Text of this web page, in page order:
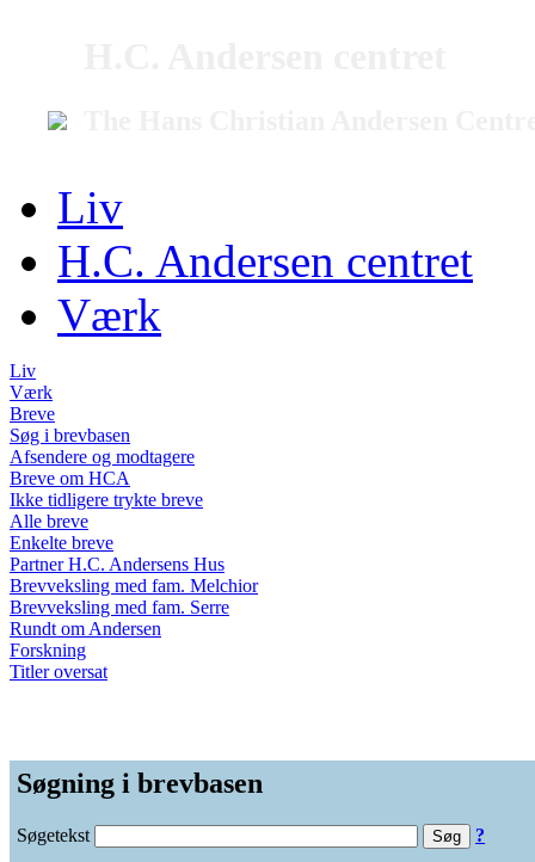
Liv
H.C. Andersen centret
Værk
Liv
Værk
Breve
Søg i brevbasen
Afsendere og modtagere
Breve om HCA
Ikke tidligere trykte breve
Alle breve
Enkelte breve
Partner H.C. Andersens Hus
Brevveksling med fam. Melchior
Brevveksling med fam. Serre
Rundt om Andersen
Forskning
Titler oversat
Søgning i brevbasen
Søgetekst ?